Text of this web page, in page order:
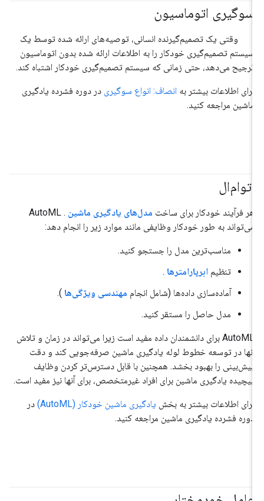
سوگیری اتوماسیون
#مسئولیت_پذیر
وقتی یک تصمیم‌گیرنده انسانی، توصیه‌های ارائه شده توسط یک
سیستم تصمیم‌گیری خودکار را به اطلاعات ارائه شده بدون اتوماسیون
ترجیح می‌دهد، حتی زمانی که سیستم تصمیم‌گیری خودکار اشتباه کند.
برای اطلاعات بیشتر به انصاف: انواع سوگیریدر دوره فشرده یادگیری
ماشین مراجعه کنید.
اتوام‌ال
هر فرآیند خودکار برای ساختمدل‌های یادگیری ماشین . AutoML
می‌تواند به طور خودکار وظایفی مانند موارد زیر را انجام دهد:
مناسب‌ترین مدل را جستجو کنید.
تنظیمابرپارامترها .
آماده‌سازی داده‌ها (شامل انجاممهندسی ویژگی‌ها ).
مدل حاصل را مستقر کنید.
AutoML برای دانشمندان داده مفید است زیرا می‌تواند در زمان و تلاش
آنها در توسعه خطوط لوله یادگیری ماشین صرفه‌جویی کند و دقت
پیش‌بینی را بهبود بخشد. همچنین با قابل دسترس‌تر کردن وظایف
پیچیده یادگیری ماشین برای افراد غیرمتخصص، برای آنها نیز مفید است.
برای اطلاعات بیشتر به بخشیادگیری ماشین خودکار (AutoML)
در
دوره فشرده یادگیری ماشین مراجعه کنید.
#عامل